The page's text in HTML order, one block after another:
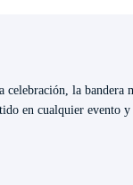
la
en cualquier evento